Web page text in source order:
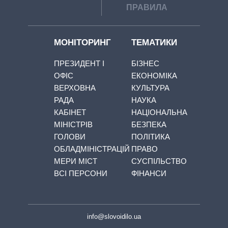
ПРАВИЛА
МОНІТОРИНГ
ПРЕЗИДЕНТ І
ОФІС
ВЕРХОВНА
РАДА
КАБІНЕТ
МІНІСТРІВ
ГОЛОВИ
ОБЛАДМІНІСТРАЦІЙ
МЕРИ МІСТ
ВСІ ПЕРСОНИ
ТЕМАТИКИ
БІЗНЕС
ЕКОНОМІКА
КУЛЬТУРА
НАУКА
НАЦІОНАЛЬНА
БЕЗПЕКА
ПОЛІТИКА
ПРАВО
СУСПІЛЬСТВО
ФІНАНСИ
info@slovoidilo.ua